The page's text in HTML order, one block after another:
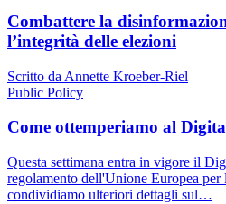
Combattere la
l’integrità delle elezioni
Scritto da Annette Kroeber-Riel
Public Policy
Come ottemperiamo al
Questa settimana entra in vigore il
regolamento dell'Unione Europea per
condividiamo ulteriori dettagli sul…